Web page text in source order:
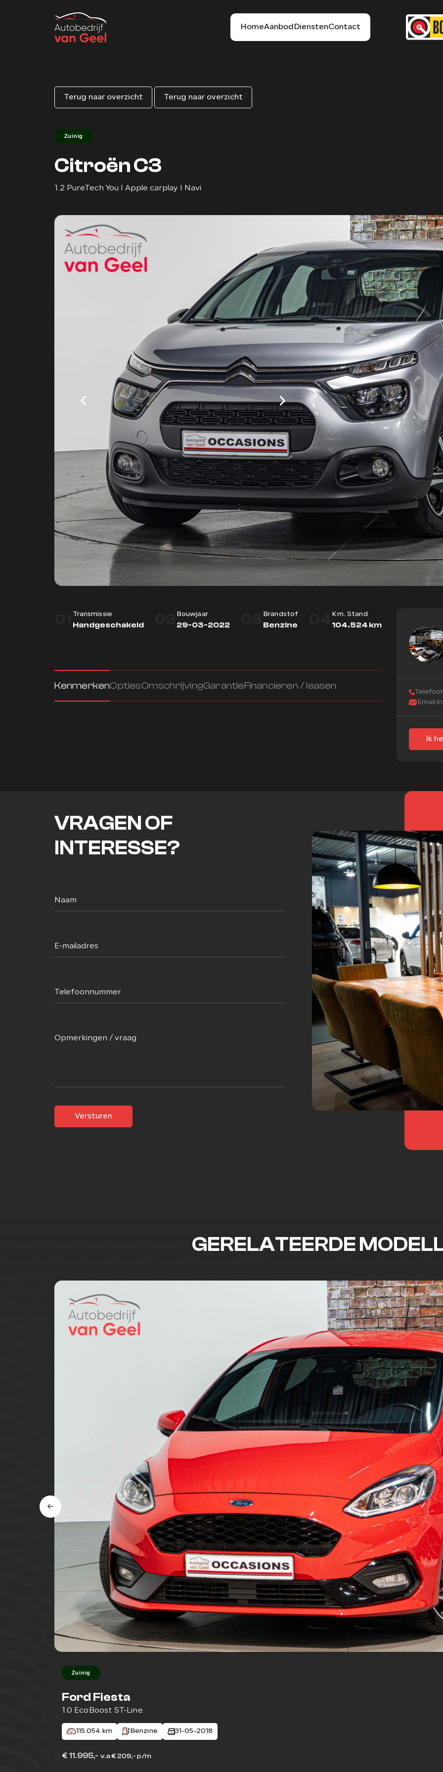
HomeAanbodDienstenContact
Terug naar overzicht Terug naar overzicht
Zuinig
Citroën C3
1.2 PureTech You I Apple carplay I Navi
Transmissie
Handgeschakeld
Bouwjaar
29-03-2022
Brandstof
Benzine
Km. Stand
104.524 km
KenmerkenOptiesOmschrijvingGarantieFinancieren / leasen
Email:
Ik
VRAGEN OF
INTERESSE?
Versturen
GERELATEERDE
Zuinig
Ford Fiesta
1.0 EcoBoost ST-Line
115.054 km Benzine 31-05-2018
€ 11.995,- v.a € 209,- p/m